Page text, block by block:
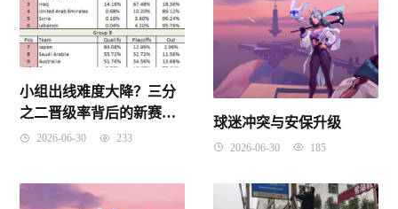
小组出线难度大降？三分
之二晋级率背后的新赛制
真相2026-06-30 233
球迷冲突与安保升级
2026-06-30 185